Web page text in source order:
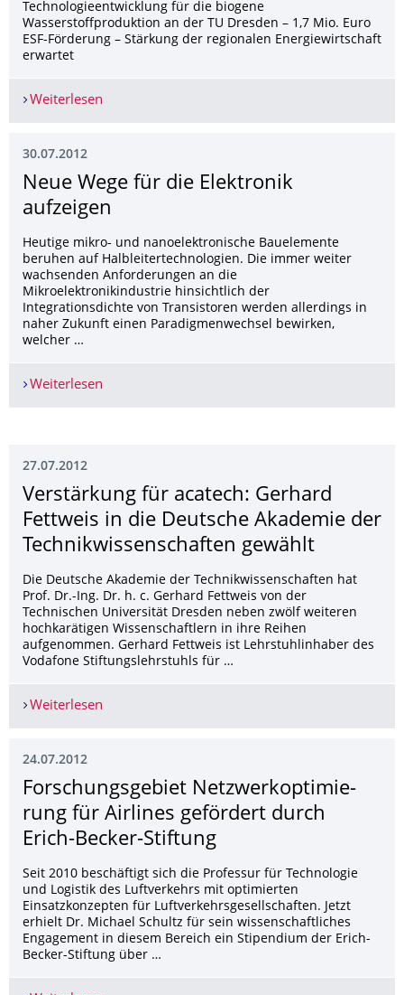
Technologieentwicklung für die biogene
Wasserstoffproduktion an der TU Dresden – 1,7 Mio. Euro
ESF-Förderung – Stärkung der regionalen Energiewirtschaft
erwartet
Weiterlesen
30.07.2012
Neue Wege für die Elektronik
aufzeigen
Heutige mikro- und nanoelektronische Bauelemente
beruhen auf Halbleitertechnologien. Die immer weiter
wachsenden Anforderungen an die
Mikroelektronikindustrie hinsichtlich der
Integrationsdichte von Transistoren werden allerdings in
naher Zukunft einen Paradigmenwechsel bewirken,
welcher …
Weiterlesen
27.07.2012
Verstärkung für acatech: Gerhard
Fettweis in die Deutsche Akademie der
Technikwissen­schaften gewählt
Die Deutsche Akademie der Technikwissenschaften hat
Prof. Dr.-Ing. Dr. h. c. Gerhard Fettweis von der
Technischen Universität Dresden neben zwölf weiteren
hochkarätigen Wissenschaftlern in ihre Reihen
aufgenommen. Gerhard Fettweis ist Lehrstuhlinhaber des
Vodafone Stiftungslehrstuhls für …
Weiterlesen
24.07.2012
Forschungsgebiet Netzwerkoptimie­
rung für Airlines gefördert durch
Erich-Becker-Stiftung
Seit 2010 beschäftigt sich die Professur für Technologie
und Logistik des Luftverkehrs mit optimierten
Einsatzkonzepten für Luftverkehrsgesellschaften. Jetzt
erhielt Dr. Michael Schultz für sein wissenschaftliches
Engagement in diesem Bereich ein Stipendium der Erich-
Becker-Stiftung über …